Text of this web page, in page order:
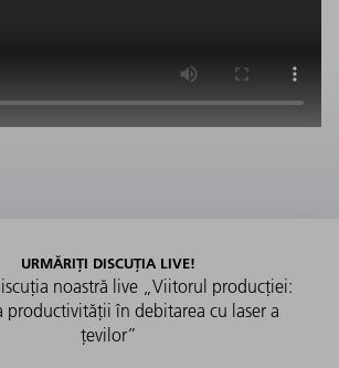
URMĂRIȚI DISCUȚIA LIVE!
noastră live „Viitorul producției:
productivității în debitarea cu laser a
țevilor”